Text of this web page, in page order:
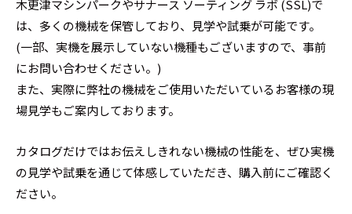
木更津マシンパークやサナース ソーティング ラボ (SSL)で
は、多くの機械を保管しており、見学や試乗が可能です。
(一部、実機を展示していない機種もございますので、事前
にお問い合わせください。)
また、実際に弊社の機械をご使用いただいているお客様の現
場見学もご案内しております。
カタログだけではお伝えしきれない機械の性能を、ぜひ実機
の見学や試乗を通じて体感していただき、購入前にご確認く
ださい。